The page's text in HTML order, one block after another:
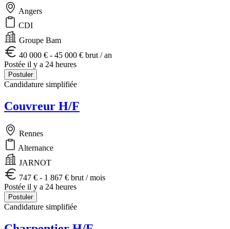
Angers
CDI
Groupe Bam
40 000 € - 45 000 € brut / an
Postée il y a 24 heures
Postuler
Candidature simplifiée
Couvreur H/F
Rennes
Alternance
JARNOT
747 € - 1 867 € brut / mois
Postée il y a 24 heures
Postuler
Candidature simplifiée